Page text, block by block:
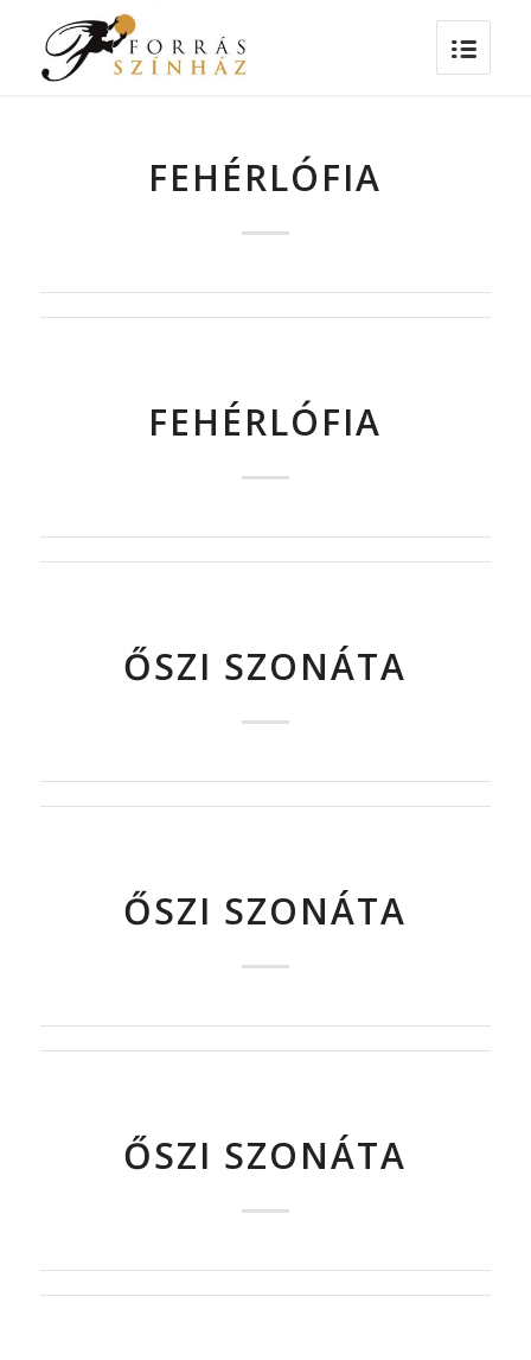
FEHÉRLÓFIA
FEHÉRLÓFIA
ŐSZI SZONÁTA
ŐSZI SZONÁTA
ŐSZI SZONÁTA